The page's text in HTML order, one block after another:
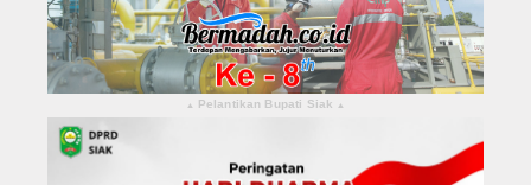
Pelalawan
Kampar
Rokan Hulu
▴ Pelantikan Bupati Siak ▴